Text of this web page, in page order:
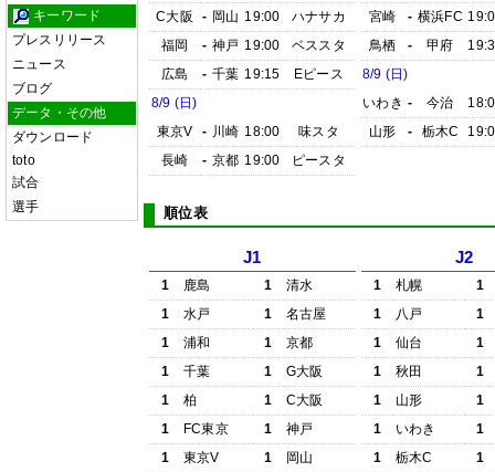
キーワード
プレスリリース
ニュース
ブログ
データ・その他
ダウンロード
toto
試合
選手
C大阪
- 岡山 19:00
ハナサカ
福岡
- 神戸 19:00
ベススタ
広島
- 千葉 19:15
Eピース
8/9 (日)
東京V
- 川崎 18:00
味スタ
長崎
- 京都 19:00 ピースタ
宮崎
- 横浜FC
鳥栖
- 甲府
8/9 (日)
いわき - 今治
山形
- 栃木C
順位表
J1
1 鹿島 1
清水
1
水戸 1
名古屋
1
浦和 1
京都
1
千葉 1
G大阪
1
柏 1
C大阪
1
FC東京 1
神戸
1
東京V 1
岡山
J2
1 札幌
1
1
八戸
1
1
仙台
1
1
秋田
1
1
山形
1
1
いわき
1
1
栃木C
1